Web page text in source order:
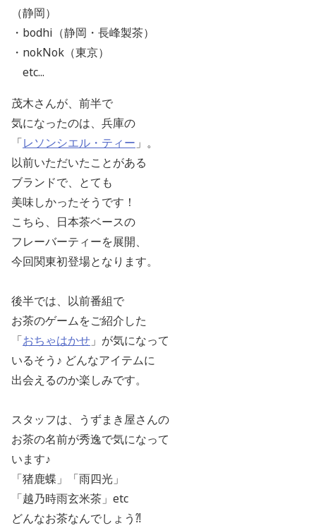
（静岡）
・bodhi（静岡・長峰製茶）
・nokNok（東京）
etc...
茂木さんが、前半で
気になったのは、兵庫の
「レソンシエル・ティー 」。
以前いただいたことがある
ブランドで、とても
美味しかったそうです！
こちら、日本茶ベースの
フレーバーティーを展開、
今回関東初登場となります。
後半では、以前番組で
お茶のゲームをご紹介した
「おちゃはかせ 」が気になって
いるそう♪ どんなアイテムに
出会えるのか楽しみです。
スタッフは、うずまき屋さんの
お茶の名前が秀逸で気になって
います♪
「猪鹿蝶」「雨四光」
「越乃時雨玄米茶」etc
どんなお茶なんでしょう⁈